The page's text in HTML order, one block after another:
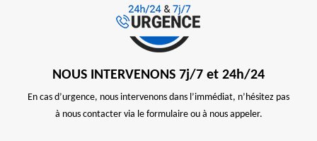
NOUS INTERVENONS 7j/7 et 24h/24
En cas d’urgence, nous intervenons dans l’immédiat, n’hésitez pas
à nous contacter via le formulaire ou à nous appeler.